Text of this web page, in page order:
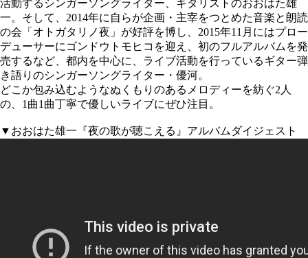
活動するシンガーソングライター、ギタリストのおおはた雄
一。そして、2014年に自らが企画・主宰をつとめた音楽と朗読
の会「オトガタリノ夜」が好評を博し、2015年11月にはプロー
デューサーにゴンドウトモヒコを迎え、初のフルアルバムを発
売するなど、都内を中心に、ライブ活動を行っているギター弾
き語りのシンガーソングライター・優河。
どこか包み込むようなぬくもりのあるメロディーを紡ぐ2人
の、1曲1曲丁寧で優しいライブにぜひ注目。
▼おおはた雄一『夜の歌が聴こえる』アルバムダイジェスト